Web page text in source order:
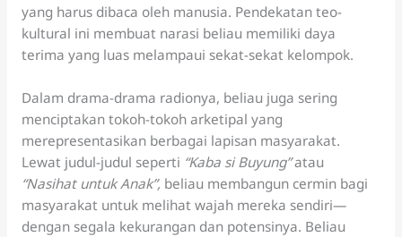
yang harus dibaca oleh manusia. Pendekatan teo-
kultural ini membuat narasi beliau memiliki daya
terima yang luas melampaui sekat-sekat kelompok.
Dalam drama-drama radionya, beliau juga sering
menciptakan tokoh-tokoh arketipal yang
merepresentasikan berbagai lapisan masyarakat.
Lewat judul-judul seperti “Kaba si Buyung”atau
“Nasihat untuk Anak”, beliau membangun cermin bagi
masyarakat untuk melihat wajah mereka sendiri—
dengan segala kekurangan dan potensinya. Beliau